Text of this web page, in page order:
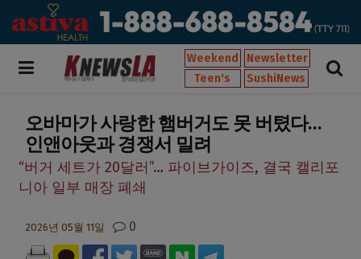
Weekend
Newsletter
Teen's
SushiNews
오바마가 사랑한 햄버거도 못 버텼다…
인앤아웃과 경쟁서 밀려
“버거 세트가 20달러”… 파이브가이즈, 결국 캘리포
니아 일부 매장 폐쇄
2026년 05월 11일 0